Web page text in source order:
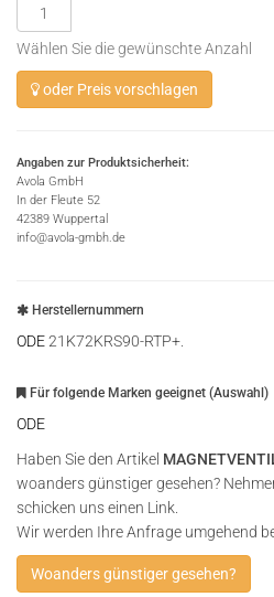
Wählen Sie die gewünschte Anzahl
oder Preis vorschlagen
Angaben zur Produktsicherheit:
Avola GmbH
In der Fleute 52
42389 Wuppertal
info@avola-gmbh.de
Herstellernummern
ODE21K72KRS90-RTP+.
Für folgende Marken geeignet (Auswahl)
ODE
Haben Sie den Artikel
woanders günstiger gesehen?
schicken uns einen Link.
Wir werden Ihre Anfrage umgehend
Woanders günstiger gesehen?